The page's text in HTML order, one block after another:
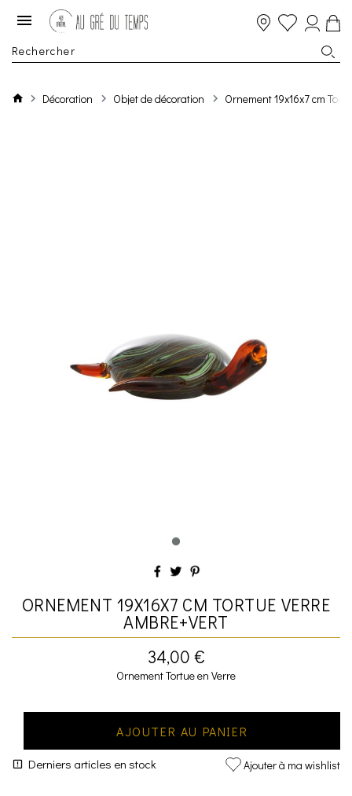
Décoration Objet de décoration Ornement 19x16x7 cm
ORNEMENT 19X16X7 CM TORTUE VERRE
AMBRE+VERT
34,00 €
Ornement Tortue en Verre
AJOUTER AU PANIER
Derniers articles en stock Ajouter à ma wishlist